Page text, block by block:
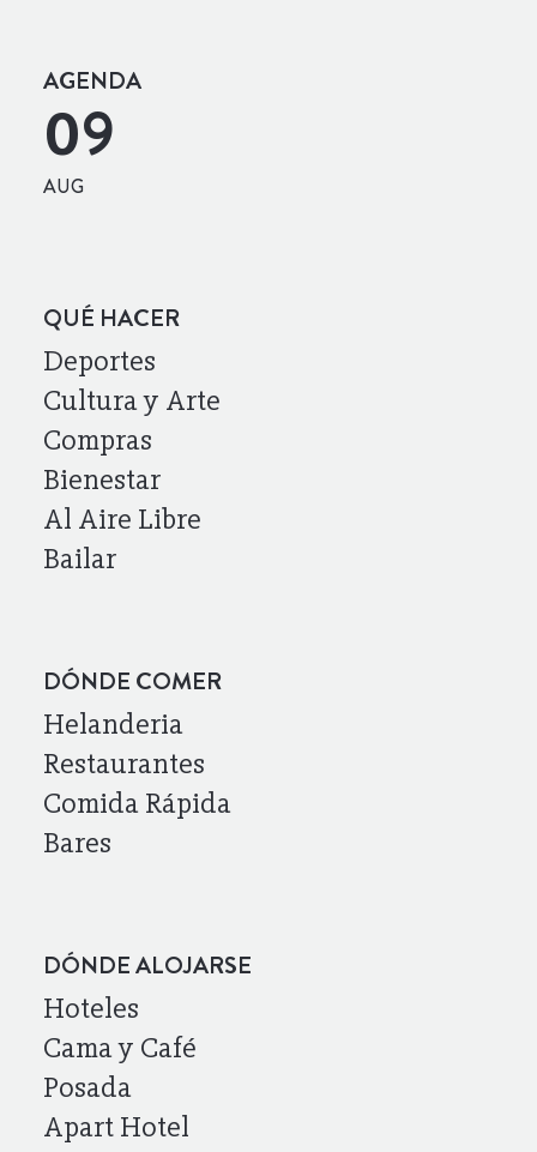
AGENDA
09
AUG
QUÉ HACER
Deportes
Cultura y Arte
Compras
Bienestar
Al Aire Libre
Bailar
DÓNDE COMER
Helanderia
Restaurantes
Comida Rápida
Bares
DÓNDE ALOJARSE
Hoteles
Cama y Café
Posada
Apart Hotel